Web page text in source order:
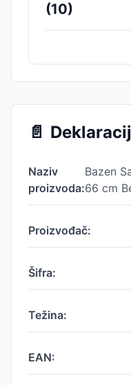
(10)
📄
Naziv
proizvoda:
Bazen
66 cm
Proizvođač:
Šifra:
Težina:
EAN: